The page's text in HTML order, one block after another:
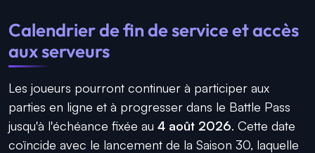
Calendrier de fin de service et accès
aux serveurs
Les joueurs pourront continuer à participer aux
parties en ligne et à progresser dans le Battle Pass
jusqu'à l'échéance fixée au 4 août 2026. Cette date
coïncide avec le lancement de la Saison 30, laquelle